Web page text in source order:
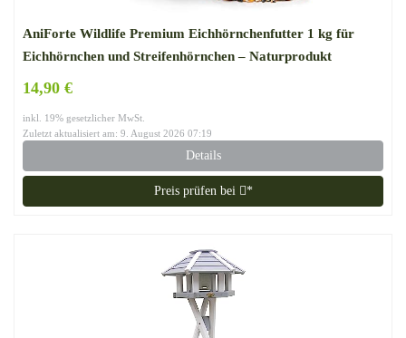
AniForte Wildlife Premium Eichhörnchenfutter 1 kg für
Eichhörnchen und Streifenhörnchen – Naturprodukt
Fütterung – Unsere Spezial Futtermischung
14,90 €
inkl. 19% gesetzlicher MwSt.
Zuletzt aktualisiert am: 9. August 2026 07:19
Details
Preis prüfen bei *